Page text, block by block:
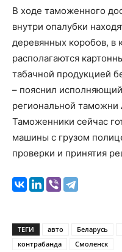
В ходе таможенного
внутри опалубки
деревянных коробов, в
располагаются
табачной продукцией
– пояснил
региональной таможни
Таможенники сейчас
машины с грузом
проверки и принятия
ТЕГИ авто Беларусь
контрабанда
Смоленск